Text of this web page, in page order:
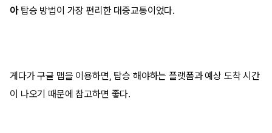
아 탑승 방법이 가장 편리한 대중교통이었다.
게다가 구글 맵을 이용하면, 탑승 해야하는 플랫폼과 예상 도착 시간
이 나오기 때문에 참고하면 좋다.